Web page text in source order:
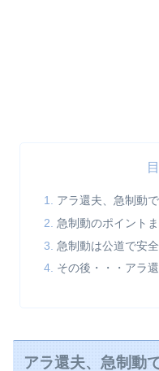
アラ還夫、急制動
急制動のポイントま
急制動は公道で安
その後・・・アラ
アラ還夫、急制動